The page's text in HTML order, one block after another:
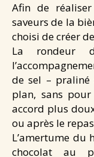
Afin de
saveurs de la
choisi de créer
La rondeur
de sel – praliné
plan, sans
accord plus
ou après le
L’amertume du
chocolat au